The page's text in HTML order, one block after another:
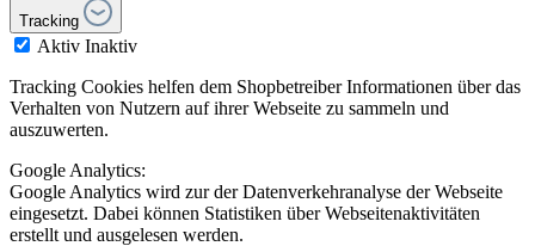
Tracking
Aktiv Inaktiv
Tracking Cookies helfen dem Shopbetreiber Informationen über das
Verhalten von Nutzern auf ihrer Webseite zu sammeln und
auszuwerten.
Google Analytics:
Google Analytics wird zur der Datenverkehranalyse der Webseite
eingesetzt. Dabei können Statistiken über Webseitenaktivitäten
erstellt und ausgelesen werden.